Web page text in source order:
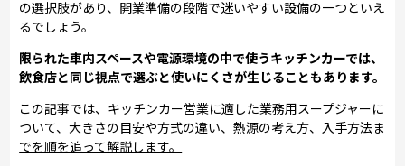
の選択肢があり、開業準備の段階で迷いやすい設備の一つといえ
るでしょう。
限られた車内スペースや電源環境の中で使うキッチンカーでは、
飲食店と同じ視点で選ぶと使いにくさが生じることもあります。
この記事では、キッチンカー営業に適した業務用スープジャーに
ついて、大きさの目安や方式の違い、熱源の考え方、入手方法ま
でを順を追って解説します。